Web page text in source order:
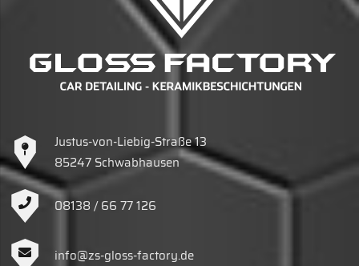
Justus-von-Liebig-Straße 13
85247 Schwabhausen
08138 / 66 77 126
info@zs-gloss-factory.de